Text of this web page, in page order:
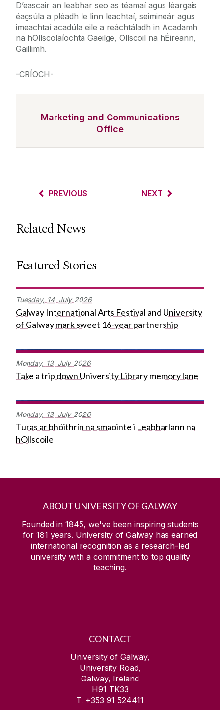
D’eascair an leabhar seo as téamaí agus léargais
éagsúla a pléadh le linn léachtaí, seimineár agus
imeachtaí acadúla eile a reáchtáladh in Acadamh
na hOllscolaíochta Gaeilge, Ollscoil na hÉireann,
Gaillimh.
-CRÍOCH-
Marketing and Communications
Office
PREVIOUS NEXT
Related News
Featured Stories
Tuesday, 14 July 2026
Galway International Arts Festival and University
of Galway mark sweet 16-year partnership
Monday, 13 July 2026
Take a trip down University Library memory lane
Monday, 13 July 2026
Turas ar bhóithrín na smaointe i Leabharlann na
hOllscoile
ABOUT UNIVERSITY OF GALWAY
Founded in 1845, we've been inspiring students
for 181 years. University of Galway has earned
international recognition as a research-led
university with a commitment to top quality
teaching.
CONTACT
University of Galway,
University Road,
Galway, Ireland
H91 TK33
T. +353 91 524411